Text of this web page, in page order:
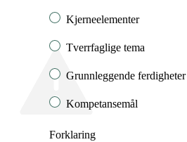
Kjerneelementer
Tverrfaglige tema
Grunnleggende ferdigheter
Kompetansemål
Forklaring